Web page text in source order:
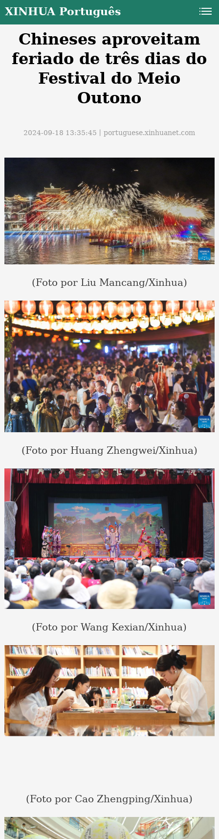
XINHUA Português
Chineses aproveitam
feriado de três dias do
Festival do Meio
Outono
2024-09-18 13:35:45丨portuguese.xinhuanet.com
(Foto por Liu Mancang/Xinhua)
(Foto por Huang Zhengwei/Xinhua)
(Foto por Wang Kexian/Xinhua)
(Foto por Cao Zhengping/Xinhua)